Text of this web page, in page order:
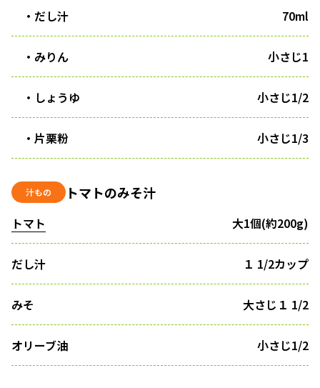
・だし汁 70ml
・みりん 小さじ1
・しょうゆ 小さじ1/2
・片栗粉 小さじ1/3
汁もの トマトのみそ汁
トマト 大1個(約200g)
だし汁 １ 1/2カップ
みそ 大さじ１ 1/2
オリーブ油 小さじ1/2